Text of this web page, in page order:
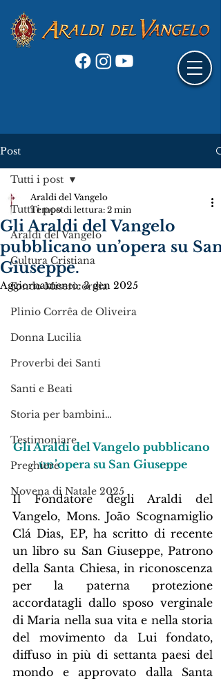
Post
Tutti i post
Araldi del Vangelo
Cultura Cristiana
Fondo Misericordia
Plinio Corrêa de Oliveira
Donna Lucilia
Proverbi dei Santi
Santi e Beati
Storia per bambini…
Testimoniare
Preghiere
Novena di Natale 2025
Tutti i post
Gli Araldi del Vangelo
pubblicano un’opera su San
Giuseppe.
Araldi del Vangelo
Tempo di lettura: 2 min
Aggiornamento:3 gen 2025
Gli Araldi del Vangelo pubblicano
un’opera su San Giuseppe
Il Fondatore degli Araldi del
Vangelo, Mons. João Scognamiglio
Clá Dias, EP, ha scritto di recente
un libro su San Giuseppe, Patrono
della Santa Chiesa, in riconoscenza
per la paterna protezione
accordatagli dallo sposo verginale
di Maria nella sua vita e nella storia
del movimento da Lui fondato,
diffuso in più di settanta paesi del
mondo e approvato dalla Santa